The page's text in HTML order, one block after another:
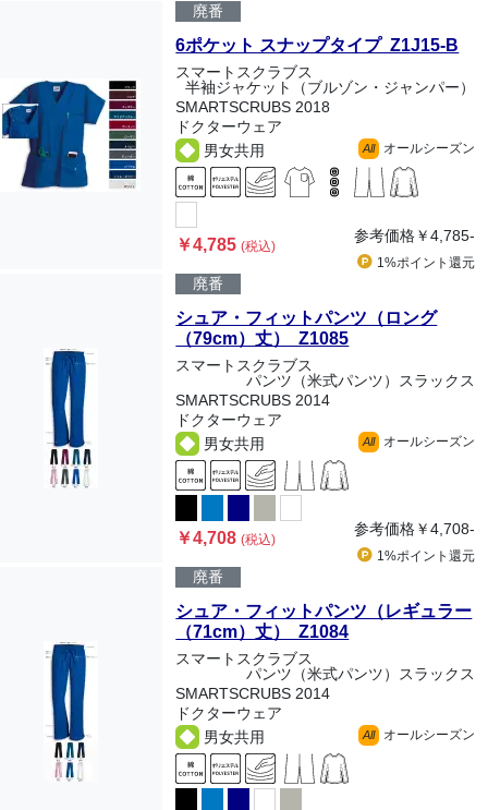
廃番
6ポケット スナップタイプ Z1J15-B
スマートスクラブス
半袖ジャケット（ブルゾン・ジャンパー）
SMARTSCRUBS 2018
ドクターウェア
男女共用
All オールシーズン
￥4,785(税込)
参考価格￥4,785-
1%ポイント 還元
廃番
シュア・フィットパンツ（ロング
（79cm）丈） Z1085
スマートスクラブス
パンツ（米式パンツ）スラックス
SMARTSCRUBS 2014
ドクターウェア
男女共用
All オールシーズン
￥4,708(税込)
参考価格￥4,708-
1%ポイント 還元
廃番
シュア・フィットパンツ（レギュラー
（71cm）丈） Z1084
スマートスクラブス
パンツ（米式パンツ）スラックス
SMARTSCRUBS 2014
ドクターウェア
男女共用
All オールシーズン